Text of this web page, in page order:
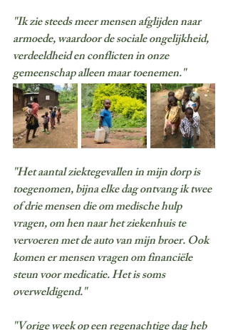
"Ik zie steeds meer mensen afglijden naar
armoede, waardoor de sociale ongelijkheid,
verdeeldheid en conflicten in onze
gemeenschap alleen maar toenemen."
"Het aantal ziektegevallen in mijn dorp is
toegenomen, bijna elke dag ontvang ik twee
of drie mensen die om medische hulp
vragen, om hen naar het ziekenhuis te
vervoeren met de auto van mijn broer. Ook
komen er mensen vragen om financiële
steun voor medicatie. Het is soms
overweldigend."